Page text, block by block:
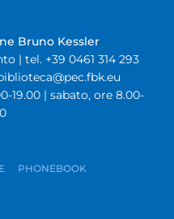
Bruno Kessler
| tel. +39 0461 314 293
19.00 | sabato, ore 8.00-
PHONEBOOK